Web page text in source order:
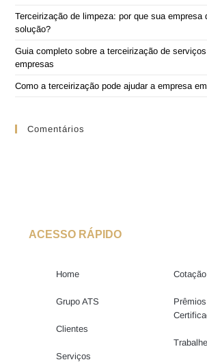
Terceirização de limpeza: por que sua empresa
solução?
Guia completo sobre a terceirização de
empresas
Como a terceirização pode ajudar a empresa
Comentários
ACESSO RÁPIDO
Home
Grupo ATS
Clientes
Serviços
Cotação